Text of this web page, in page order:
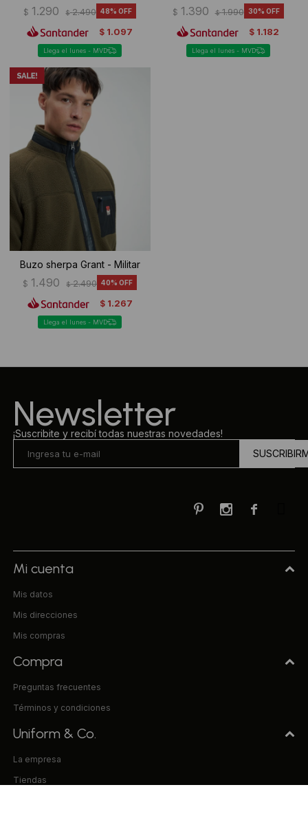
$ 1.290 $ 2.490 48
$ 1.097
Llega el lunes - MVD
$ 1.390 $ 1.990 30
$ 1.182
Llega el lunes - MVD
Buzo sherpa Grant - Militar
$ 1.490 $ 2.490 40
$ 1.267
Llega el lunes - MVD
Newsletter
¡Suscribite y recibí todas nuestras novedades!

 
Mi cuenta
Mis datos
Mis direcciones
Mis compras
Compra
Preguntas frecuentes
Términos y condiciones
Uniform & Co.
La empresa
Tiendas